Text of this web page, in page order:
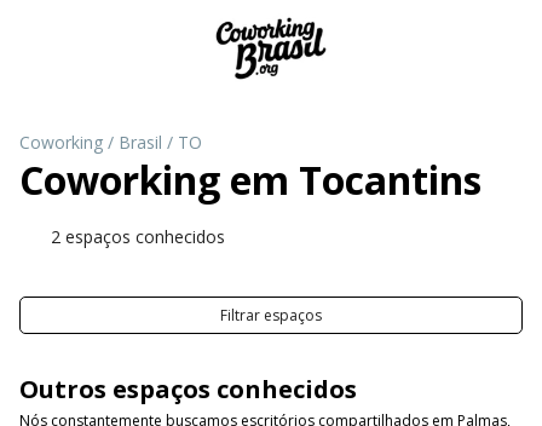
Coworking / Brasil / TO
Coworking em Tocantins
2 espaços conhecidos
Filtrar espaços
Outros espaços conhecidos
Nós constantemente buscamos escritórios compartilhados em Palmas,